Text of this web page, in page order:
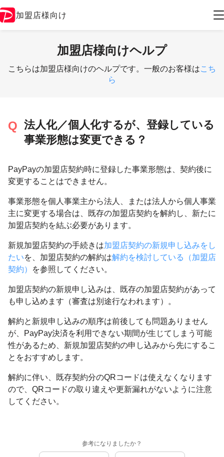
加盟店様向け
加盟店様向けヘルプ
こちらは加盟店様向けのヘルプです。一般のお客様はこち
ら
法人化／個人化するが、登録している
事業形態は変更できる？
PayPayの加盟店契約時に登録した事業形態は、契約後に
変更することはできません。
事業形態を個人事業主から法人、または法人から個人事業
主に変更する場合は、既存の加盟店契約を解約し、新たに
加盟店契約を結ぶ必要があります。
新規加盟店契約の手続きは加盟店契約の新規申し込みをし
たいを、加盟店契約の解約は解約を検討している（加盟店
契約）
を参照してください。
加盟店契約の新規申し込みは、既存の加盟店契約があって
も申し込めます（審査は別途行なわれます）。
解約と新規申し込みの順序は前後しても問題ありません
が、PayPay決済を利用できない期間が生じてしまう可能
性があるため、新規加盟店契約の申し込みから先にするこ
とをおすすめします。
解約に伴い、既存契約分のQRコードは使えなくなります
ので、QRコードの取り違えや更新漏れがないように注意
してください。
参考になりましたか？